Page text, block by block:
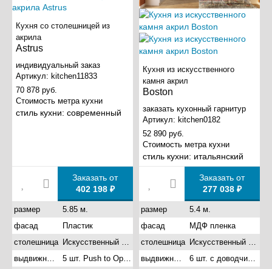
лофт
прованс
кантри
хай-тек
итальянский
МДФ панели AGT
Пластик
МФД крашенный
Шпон
Акрил
Керамика
Фасад из стекла
ДСП пластик Троя
ДСП пластик Arpa
Искусственный
камень акрил
Искусственный
камень кварц
Древесина
РУЧКИ
Стандартные
Интегрированные
Профиль GOLA
Накладные
Кухня со столешницей из
акрила
Astrus
индивидуальный заказ
Артикул: kitchen11833
70 878 руб.
Стоимость метра кухни
стиль кухни: современный
Заказать от
402 198 ₽
размер
5.85 м.
фасад
Пластик
столешница
Искусственный камень акрил
выдвижные ящики
5 шт. Push to Open с доводчиками
Кухня из искусственного
камня акрил
Boston
заказать кухонный гарнитур
Артикул: kitchen0182
52 890 руб.
Стоимость метра кухни
стиль кухни: итальянский
Заказать от
277 038 ₽
размер
5.4 м.
фасад
МДФ пленка
столешница
Искусственный камень акрил
выдвижные ящики
6 шт. с доводчиками